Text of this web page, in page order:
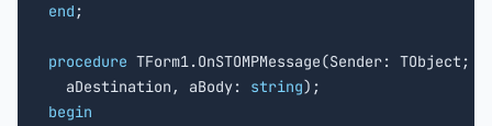
end ;
procedure TForm1.OnSTOMPMessage(Sender: TObject;
  aDestination, aBody:
string
begin